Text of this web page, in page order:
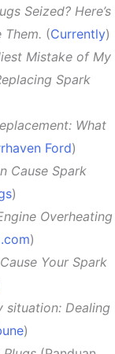
Seized? Here’s
Them. (Currently)
Mistake of My
Spark
What
Ford)
Cause Spark
)
Overheating
)
Your Spark
situation: Dealing
)